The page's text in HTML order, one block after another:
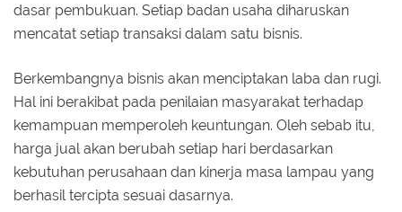
dasar pembukuan. Setiap badan usaha diharuskan
mencatat setiap transaksi dalam satu bisnis.
Berkembangnya bisnis akan menciptakan laba dan rugi.
Hal ini berakibat pada penilaian masyarakat terhadap
kemampuan memperoleh keuntungan. Oleh sebab itu,
harga jual akan berubah setiap hari berdasarkan
kebutuhan perusahaan dan kinerja masa lampau yang
berhasil tercipta sesuai dasarnya.